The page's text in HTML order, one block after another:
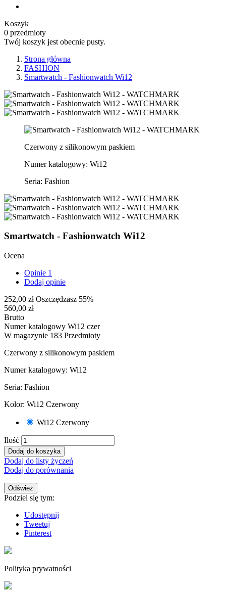
Koszyk
0 przedmioty
Twój koszyk jest obecnie pusty.
Strona główna
FASHION
Smartwatch - Fashionwatch Wi12
Czerwony z silikonowym paskiem
Numer katalogowy: Wi12
Seria: Fashion
Smartwatch - Fashionwatch Wi12
Ocena
Opinie 1
Dodaj opinie
252,00 złOszczędzasz 55%
560,00 zł
Brutto
Numer katalogowy Wi12 czer
W magazynie 183 Przedmioty
Czerwony z silikonowym paskiem
Numer katalogowy: Wi12
Seria: Fashion
Kolor: Wi12 Czerwony
Wi12 Czerwony
Ilość
Dodaj do koszyka
Dodaj do listy życzeń
Dodaj do porównania
Podziel się tym:
Udostępnij
Tweetuj
Pinterest
Polityka prywatności